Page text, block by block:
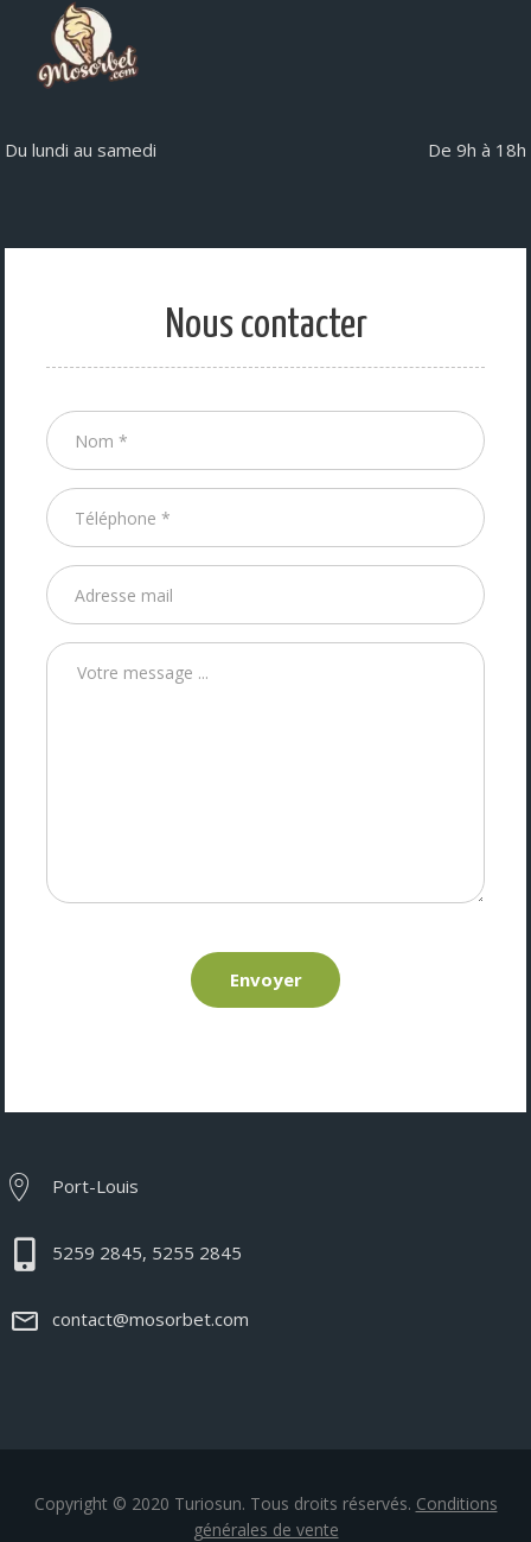
Du lundi au samedi De 9h à 18h
Nous contacter
Envoyer
Port-Louis
5259 2845, 5255 2845
contact@mosorbet.com
Copyright © 2020 Turiosun. Tous droits réservés. Conditions
générales de vente